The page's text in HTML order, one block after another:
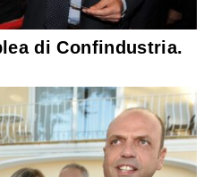
di Confindustria.